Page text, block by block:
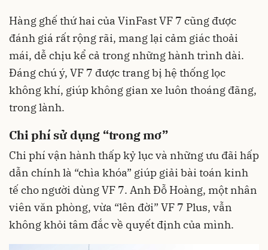
Hàng ghế thứ hai của VinFast VF 7 cũng được
đánh giá rất rộng rãi, mang lại cảm giác thoải
mái, dễ chịu kể cả trong những hành trình dài.
Đáng chú ý, VF 7 được trang bị hệ thống lọc
không khí, giúp không gian xe luôn thoáng đãng,
trong lành.
Chi phí sử dụng “trong mơ”
Chi phí vận hành thấp kỷ lục và những ưu đãi hấp
dẫn chính là “chìa khóa” giúp giải bài toán kinh
tế cho người dùng VF 7. Anh Đỗ Hoàng, một nhân
viên văn phòng, vừa “lên đời” VF 7 Plus, vẫn
không khỏi tâm đắc về quyết định của mình.